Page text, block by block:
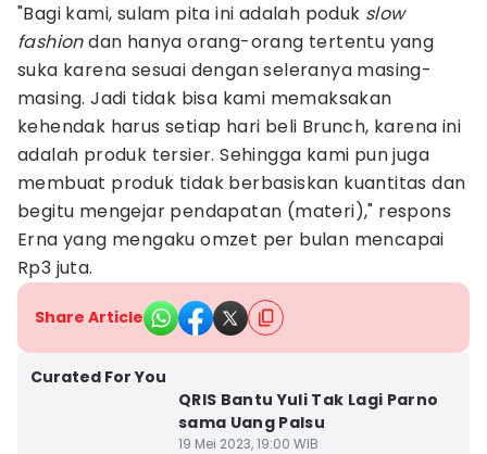
"Bagi kami, sulam pita ini adalah poduk slow
fashiondan hanya orang-orang tertentu yang
suka karena sesuai dengan seleranya masing-
masing. Jadi tidak bisa kami memaksakan
kehendak harus setiap hari beli Brunch, karena ini
adalah produk tersier. Sehingga kami pun juga
membuat produk tidak berbasiskan kuantitas dan
begitu mengejar pendapatan (materi)," respons
Erna yang mengaku omzet per bulan mencapai
Rp3 juta.
Share Article
Curated For You
QRIS Bantu Yuli Tak Lagi Parno
sama Uang Palsu
19 Mei 2023, 19:00 WIB